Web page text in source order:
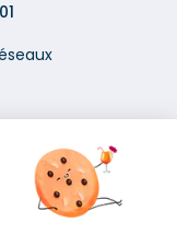
profil
amortissable de 330
non cadre assuré à